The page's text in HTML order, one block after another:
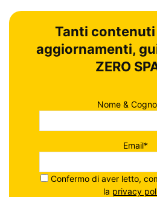
Tanti
aggiornamenti,
ZERO
Nome &
Email*
Confermo di aver letto,
la privacy